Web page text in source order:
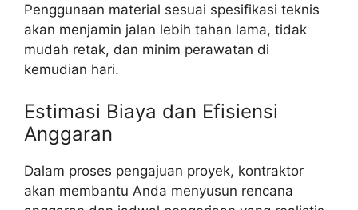
Penggunaan material sesuai spesifikasi teknis
akan menjamin jalan lebih tahan lama, tidak
mudah retak, dan minim perawatan di
kemudian hari.
Estimasi Biaya dan Efisiensi
Anggaran
Dalam proses pengajuan proyek, kontraktor
akan membantu Anda menyusun rencana